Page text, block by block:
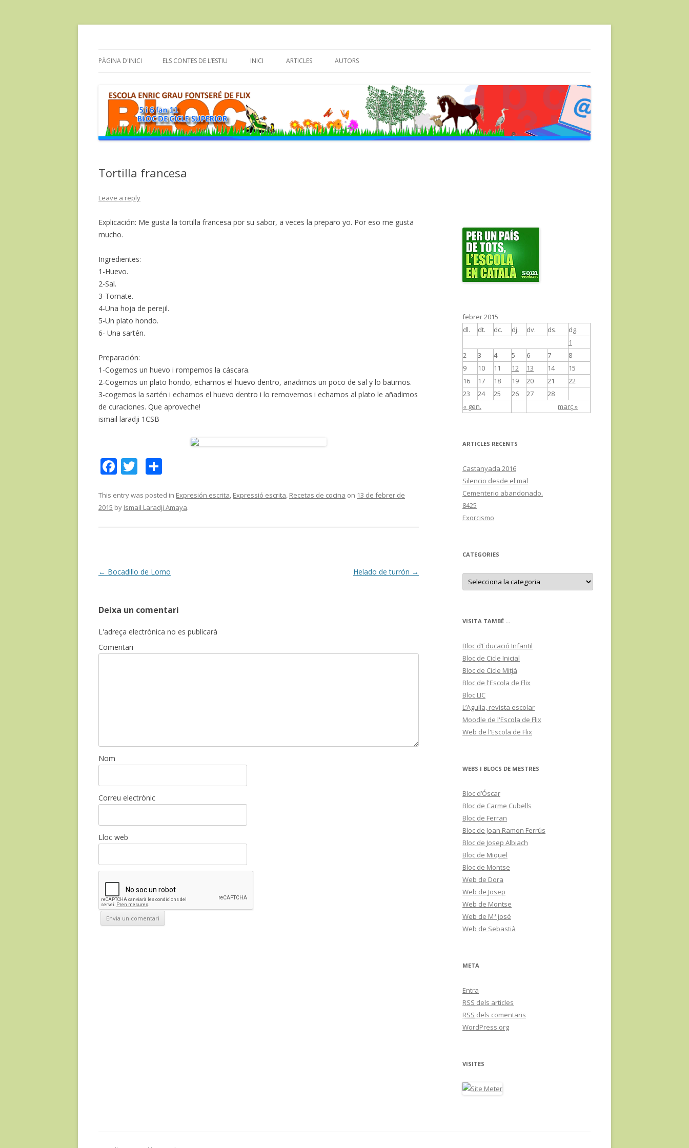
to
PÀGINA D'INICI ELS CONTES DE L’ESTIU INICI ARTICLES AUTORS
Tortilla francesa
Leave a reply
Explicación: Me gusta la tortilla francesa por su sabor, a veces la preparo yo. Por eso me gusta
mucho.
Ingredientes:
1-Huevo.
2-Sal.
3-Tomate.
4-Una hoja de perejil.
5-Un plato hondo.
6- Una sartén.
Preparación:
1-Cogemos un huevo i rompemos la cáscara.
2-Cogemos un plato hondo, echamos el huevo dentro, añadimos un poco de sal y lo batimos.
3-cogemos la sartén i echamos el huevo dentro i lo removemos i echamos al plato le añadimos
de curaciones. Que aproveche!
ismail laradji 1CSB
F
e
b
k
T
itt
er
m
p
ix
This entry was posted in Expresión escrita, Expressió escrita, Recetas de cocina on 13 de febrer de
2015 by Ismail Laradji Amaya.
Post
← Bocadillo de Lomo Helado de turrón →
Deixa un comentari
L'adreça electrònica no es publicarà
Comentari
Nom
Correu electrònic
Lloc web
febrer 2015
dl.
dt. dc. dj. dv. ds. dg.
« gen. març »
1
2
3 4 5 6 7
8
9
10 11 12 13 14
15
16
17 18 19 20 21
22
23
24 25 26 27 28
ARTICLES RECENTS
Castanyada 2016
Silencio desde el mal
Cementerio abandonado.
8425
Exorcismo
CATEGORIES
C
t
r
i
VISITA TAMBÉ ...
Bloc d’Educació Infantil
Bloc de Cicle Inicial
Bloc de Cicle Mitjà
Bloc de l'Escola de Flix
Bloc LIC
L’Agulla, revista escolar
Moodle de l'Escola de Flix
Web de l'Escola de Flix
WEBS I BLOCS DE MESTRES
Bloc d’Óscar
Bloc de Carme Cubells
Bloc de Ferran
Bloc de Joan Ramon Ferrús
Bloc de Josep Albiach
Bloc de Miquel
Bloc de Montse
Web de Dora
Web de Josep
Web de Montse
Web de Mª josé
Web de Sebastià
META
Entra
RSS dels articles
RSS dels comentaris
WordPress.org
VISITES